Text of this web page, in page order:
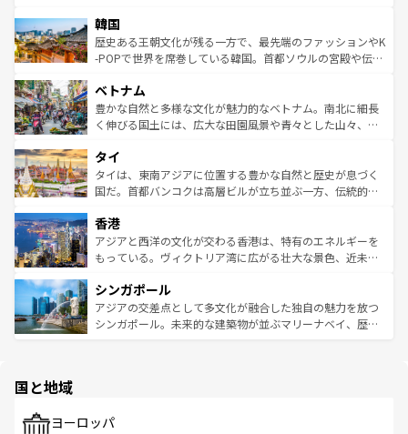
ワイを、存分に味わってほしい。 なお、新着のハワイ情報
はコンテンツ一覧を参照してほしい。
いる。アクティビティも充実しており、サーフィンやダイ
ビング、ハイキングなど、アウトドア好きにはたまらな
い。オーストラリアの多彩な魅力を存分に味わいつくそ
参照してほしい。
ン）、静ひつな山岳地帯である台湾東部など、都市の喧騒
と山間の静けさが共存しており、訪れる人に新しい発見と
驚きをもたらしてくれる。また、奥深い台湾の食文化も魅
容にもいいと評判のスイーツなど、バラエティ豊かな料理
が味わえる。 なお、新着の台湾情報は コンテンツ一覧を参
照してほしい。
韓国
歴史ある王朝文化が残る一方で、最先端のファッションやK
-POPで世界を席巻している韓国。首都ソウルの宮殿や伝統
き、地方に足を延ばせば四季折々の自然美を楽しむことが
できる。そして、キムチや焼肉、絶品のストリートフード
まで、さまざまな韓国料理が待っている。夜には、韓国な
リティに包まれながら、韓国の多彩な魅力を心ゆくまで味
わってみてほしい。 なお、新着の韓国情報はコンテンツ一
覧を参照してほしい。
ベトナム
豊かな自然と多様な文化が魅力的なベトナム。南北に細長
く伸びる国土には、広大な田園風景や青々とした山々、世
急速な発展と共に伝統が息づく。ハノイの古い町並みやホ
ーチミン市のフランス統治時代の建物も、独特の雰囲気を
醸し出している。また、バラエティの豊かさとおいしさで
とつ。フォーやバインミー、ベトナムコーヒーなどは、ぜ
ひ現地で味わいたい。どの地域を訪れてもあたたかい人々
が旅行者を迎えてくれるので、きっと忘れられない旅にな
参照してほしい。
タイ
タイは、東南アジアに位置する豊かな自然と歴史が息づく
国だ。首都バンコクは高層ビルが立ち並ぶ一方、伝統的な
の活気が交差している。北部ではチェンマイなどの山岳地
帯で自然と触れ合い、南部ではプーケットやクラビの美し
いビーチでリゾート気分を楽しむことができる。タイ料理
激する。気候は一年中温暖で、どの季節にも異なる楽しみ
が待っている。親しみやすいタイの人々、仏教を中心とし
た文化、そして多様な観光資源が、訪れる旅人を魅了し続
香港
アジアと西洋の文化が交わる香港は、特有のエネルギーを
もっている。ヴィクトリア湾に広がる壮大な景色、近未来
み、どこを訪れても感動するはず。観光スポットが密集し
ており、効率よく見どころを回れるのも魅力。息をのむよ
うな絶景から文化的な体験まで、香港を存分に楽しみ尽く
シンガポール
アジアの交差点として多文化が融合した独自の魅力を放つ
シンガポール。未来的な建築物が並ぶマリーナベイ、歴史
で、ホーカーズは地元の風情を楽しめる外せないスポット
国と地域
ヨーロッパ